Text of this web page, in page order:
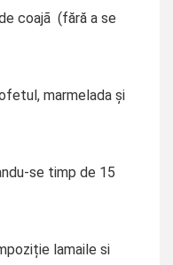
coajã (fără a se
marmelada și
se timp de 15
lamaile si